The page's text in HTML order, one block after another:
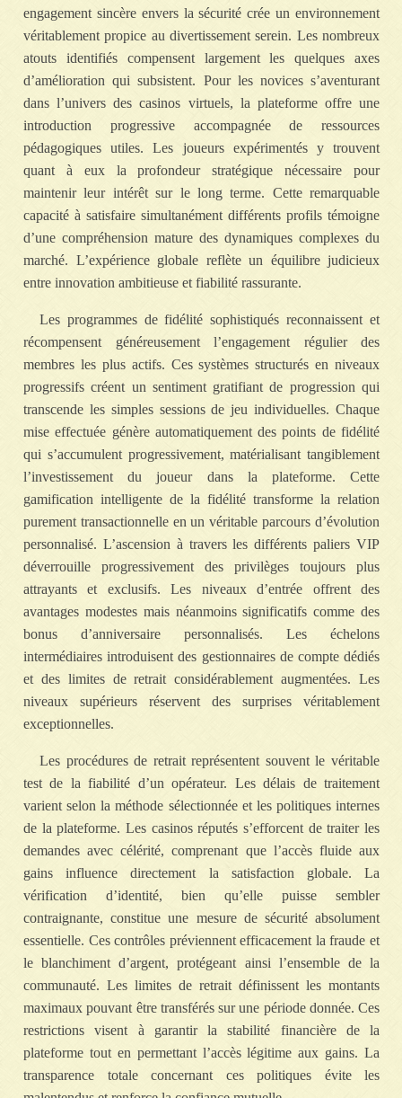
engagement sincère envers la sécurité crée un environnement
véritablement propice au divertissement serein. Les nombreux
atouts identifiés compensent largement les quelques axes
d’amélioration qui subsistent. Pour les novices s’aventurant
dans l’univers des casinos virtuels, la plateforme offre une
introduction progressive accompagnée de ressources
pédagogiques utiles. Les joueurs expérimentés y trouvent
quant à eux la profondeur stratégique nécessaire pour
maintenir leur intérêt sur le long terme. Cette remarquable
capacité à satisfaire simultanément différents profils témoigne
d’une compréhension mature des dynamiques complexes du
marché. L’expérience globale reflète un équilibre judicieux
entre innovation ambitieuse et fiabilité rassurante.
Les programmes de fidélité sophistiqués reconnaissent et
récompensent généreusement l’engagement régulier des
membres les plus actifs. Ces systèmes structurés en niveaux
progressifs créent un sentiment gratifiant de progression qui
transcende les simples sessions de jeu individuelles. Chaque
mise effectuée génère automatiquement des points de fidélité
qui s’accumulent progressivement, matérialisant tangiblement
l’investissement du joueur dans la plateforme. Cette
gamification intelligente de la fidélité transforme la relation
purement transactionnelle en un véritable parcours d’évolution
personnalisé. L’ascension à travers les différents paliers VIP
déverrouille progressivement des privilèges toujours plus
attrayants et exclusifs. Les niveaux d’entrée offrent des
avantages modestes mais néanmoins significatifs comme des
bonus d’anniversaire personnalisés. Les échelons
intermédiaires introduisent des gestionnaires de compte dédiés
et des limites de retrait considérablement augmentées. Les
niveaux supérieurs réservent des surprises véritablement
exceptionnelles.
Les procédures de retrait représentent souvent le véritable
test de la fiabilité d’un opérateur. Les délais de traitement
varient selon la méthode sélectionnée et les politiques internes
de la plateforme. Les casinos réputés s’efforcent de traiter les
demandes avec célérité, comprenant que l’accès fluide aux
gains influence directement la satisfaction globale. La
vérification d’identité, bien qu’elle puisse sembler
contraignante, constitue une mesure de sécurité absolument
essentielle. Ces contrôles préviennent efficacement la fraude et
le blanchiment d’argent, protégeant ainsi l’ensemble de la
communauté. Les limites de retrait définissent les montants
maximaux pouvant être transférés sur une période donnée. Ces
restrictions visent à garantir la stabilité financière de la
plateforme tout en permettant l’accès légitime aux gains. La
transparence totale concernant ces politiques évite les